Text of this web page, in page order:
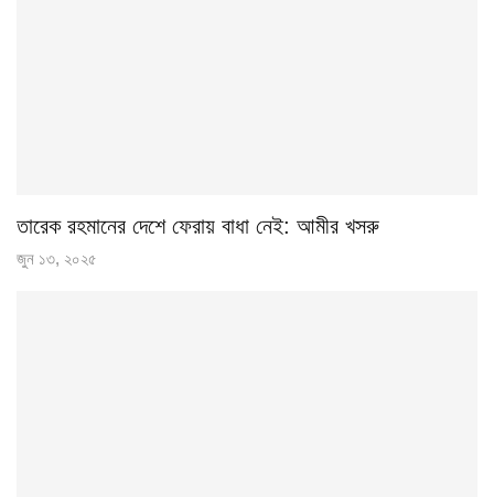
তারেক রহমানের দেশে ফেরায় বাধা নেই: আমীর খসরু
জুন ১৩, ২০২৫